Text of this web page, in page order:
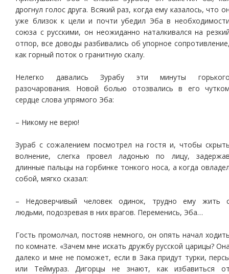
дрогнул голос друга. Всякий раз, когда ему казалось, что
уже близок к цели и почти убедил Эба в
союза с русскими, он неожиданно наталкивался на
отпор, все доводы разбивались об упорное
как горный поток о гранитную скалу.
Нелегко давались Зурабу эти минуты
разочарования. Новой болью отозвались в его
сердце слова упрямого Эба:
– Никому не верю!
Зураб с сожалением посмотрел на гостя и, чтобы
волнение, слегка провел ладонью по лицу,
длинные пальцы на горбинке тонкого носа, а когда
собой, мягко сказал:
– Недоверчивый человек одинок, трудно ему жить
людьми, подозревая в них врагов. Переменись, Эба…
Гость промолчал, постояв немного, он опять начал
по комнате. «Зачем мне искать дружбу русской царицы?
далеко и мне не поможет, если в Зака придут турки,
или Теймураз. Дигорцы не знают, как избавиться